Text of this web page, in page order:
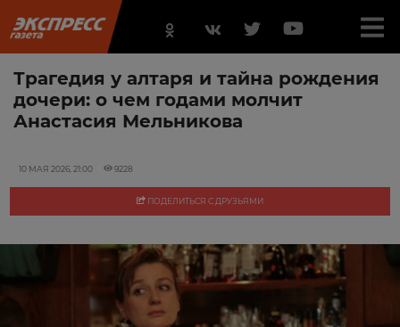
Трагедия у алтаря и тайна рождения
дочери: о чем годами молчит
Анастасия Мельникова
10 МАЯ 2026, 21:00 9228
ПОДЕЛИТЬСЯ С ДРУЗЬЯМИ